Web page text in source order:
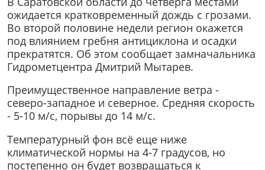
ожидается кратковременный дождь с грозами.
Во второй половине недели регион окажется
под влиянием гребня антициклона и осадки
прекратятся. Об этом сообщает замначальника
Гидрометцентра Дмитрий Мытарев.
Преимущественное направление ветра -
северо-западное и северное. Средняя скорость
- 5-10 м/с, порывы до 14 м/с.
Температурный фон всё еще ниже
климатической нормы на 4-7 градусов, но
постепенно он будет возвращаться к